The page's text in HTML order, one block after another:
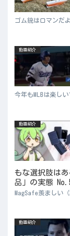
ゴム銃はロマンだ
動画紹介
今年もMLBは楽し
動画紹介
もな選択肢は
品」の実態
MagSafe羨ましい（
動画紹介